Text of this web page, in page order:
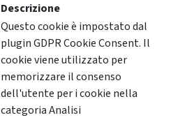
Descrizione
Questo cookie è impostato dal
plugin GDPR Cookie Consent. Il
cookie viene utilizzato per
memorizzare il consenso
dell'utente per i cookie nella
categoria Analisi